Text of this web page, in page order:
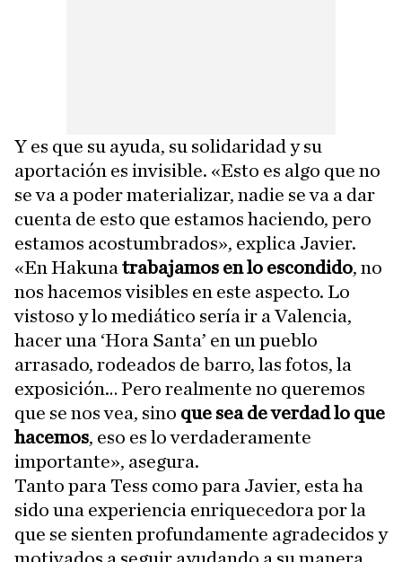
Y es que su ayuda, su solidaridad y su
aportación es invisible. «Esto es algo que no
se va a poder materializar, nadie se va a dar
cuenta de esto que estamos haciendo, pero
estamos acostumbrados», explica Javier.
«En Hakuna trabajamos en lo escondido, no
nos hacemos visibles en este aspecto. Lo
vistoso y lo mediático sería ir a Valencia,
hacer una ‘Hora Santa’ en un pueblo
arrasado, rodeados de barro, las fotos, la
exposición… Pero realmente no queremos
que se nos vea, sino que sea de verdad lo que
hacemos, eso es lo verdaderamente
importante», asegura.
Tanto para Tess como para Javier, esta ha
sido una experiencia enriquecedora por la
que se sienten profundamente agradecidos y